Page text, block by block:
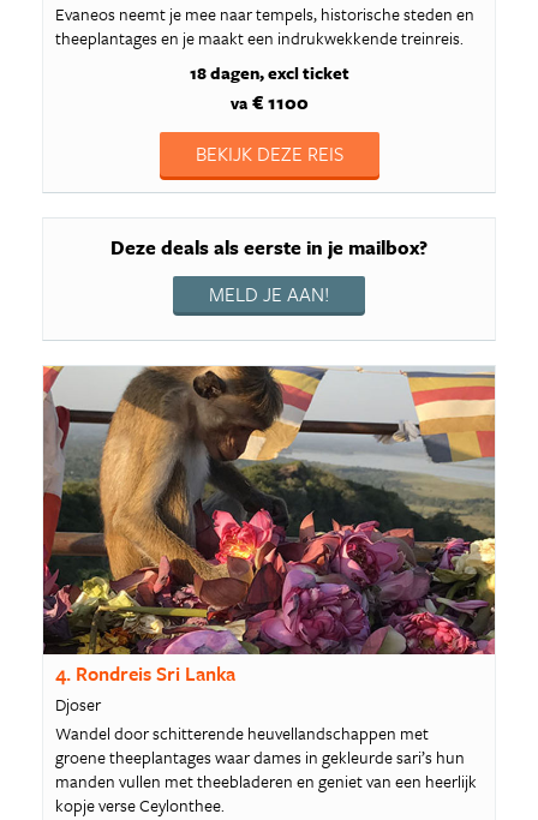
Evaneos neemt je mee naar tempels, historische steden en
theeplantages en je maakt een indrukwekkende treinreis.
18 dagen excl ticket
va€ 1100
BEKIJK DEZE REIS
Deze deals als eerste in je mailbox?
MELD JE AAN!
4. Rondreis Sri Lanka
Djoser
Wandel door schitterende heuvellandschappen met
groene theeplantages waar dames in gekleurde sari’s hun
manden vullen met theebladeren en geniet van een heerlijk
kopje verse Ceylonthee.